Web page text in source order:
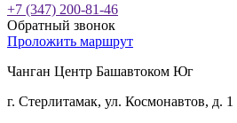
+7 (347) 200-81-46
Обратный звонок
Проложить маршрут
Чанган Центр Башавтоком Юг
г. Стерлитамак, ул. Космонавтов, д. 1